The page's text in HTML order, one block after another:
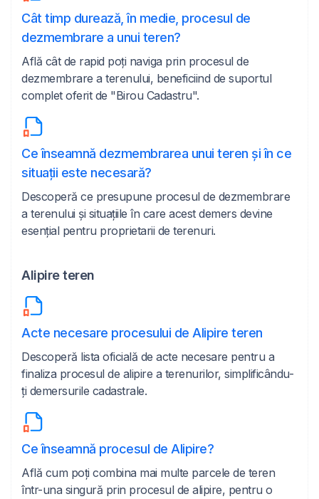
Cât timp durează, în medie, procesul de
dezmembrare a unui teren?
Află cât de rapid poți naviga prin procesul de
dezmembrare a terenului, beneficiind de suportul
complet oferit de "Birou Cadastru".
Ce înseamnă dezmembrarea unui teren și în ce
situații este necesară?
Descoperă ce presupune procesul de dezmembrare
a terenului și situațiile în care acest demers devine
esențial pentru proprietarii de terenuri.
Alipire teren
Acte necesare procesului de Alipire teren
Descoperă lista oficială de acte necesare pentru a
finaliza procesul de alipire a terenurilor, simplificându-
ți demersurile cadastrale.
Ce înseamnă procesul de Alipire?
Află cum poți combina mai multe parcele de teren
într-una singură prin procesul de alipire, pentru o